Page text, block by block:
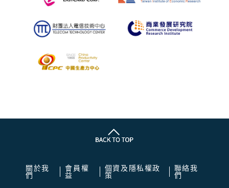
關於我
們
會員權
益
個資及隱私權政
策
聯絡我
們